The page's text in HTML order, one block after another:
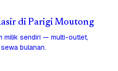
di Parigi Moutong
milik sendiri — multi-outlet,
bulanan.